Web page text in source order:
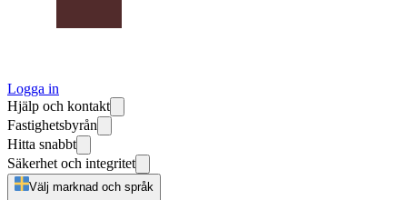
Logga in
Hjälp och kontakt
Fastighetsbyrån
Hitta snabbt
Säkerhet och integritet
Välj marknad och språk